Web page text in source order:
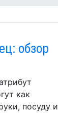
обзор
как
посуду и